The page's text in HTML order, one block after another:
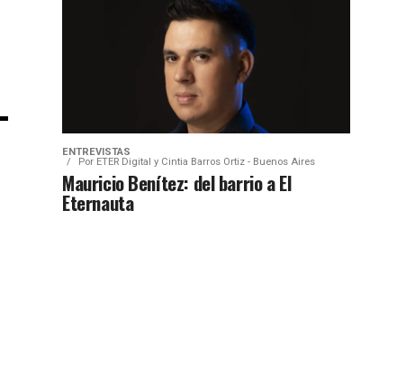
ENTREVISTAS
Por ETER Digital y Cintia Barros Ortiz - Buenos Aires
Mauricio Benítez: del barrio a El
Eternauta